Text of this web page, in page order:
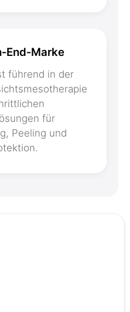
führend in der
für
Peeling und